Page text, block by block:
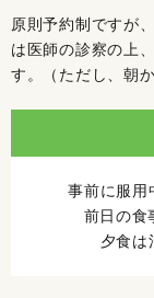
原則予約制ですが
は医師の診察の上
す。（ただし、朝
事前に服用
前日の食
夕食は